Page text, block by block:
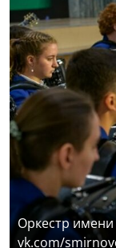
Оркестр
vk.com/